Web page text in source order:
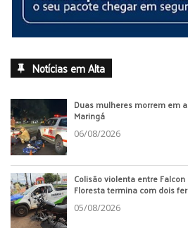
Notícias em Alta
Duas mulheres morrem em
Maringá
06/08/2026
Colisão violenta entre
Floresta termina com dois
05/08/2026